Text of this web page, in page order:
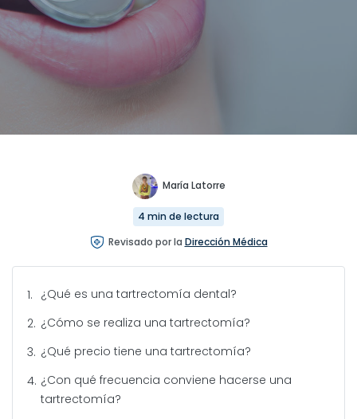
María Latorre
4 min de lectura
Revisado por la Dirección Médica
¿Qué es una tartrectomía dental?
¿Cómo se realiza una tartrectomía?
¿Qué precio tiene una tartrectomía?
¿Con qué frecuencia conviene hacerse una
tartrectomía?